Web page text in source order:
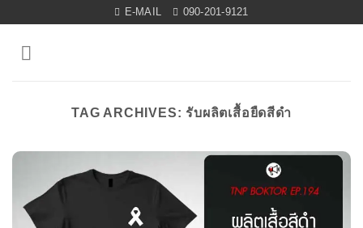
content
E-MAIL 090-201-9121
TAG ARCHIVES: รับผลิตเสื้อยืดสีดำ